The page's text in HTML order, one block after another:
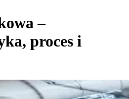
–
proces i